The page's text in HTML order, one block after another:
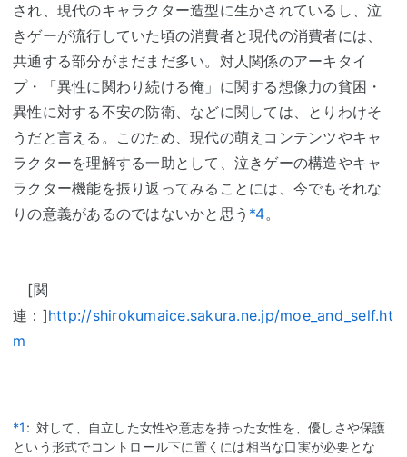
され、現代のキャラクター造型に生かされているし、泣
きゲーが流行していた頃の消費者と現代の消費者には、
共通する部分がまだまだ多い。対人関係のアーキタイ
プ・「異性に関わり続ける俺」に関する想像力の貧困・
異性に対する不安の防衛、などに関しては、とりわけそ
うだと言える。このため、現代の萌えコンテンツやキャ
ラクターを理解する一助として、泣きゲーの構造やキャ
ラクター機能を振り返ってみることには、今でもそれな
りの意義があるのではないかと思う *4。
[関
連：]http://shirokumaice.sakura.ne.jp/moe_and_self.ht
m
*1 : 対して、自立した女性や意志を持った女性を、優しさや保護
という形式でコントロール下に置くには相当な口実が必要とな